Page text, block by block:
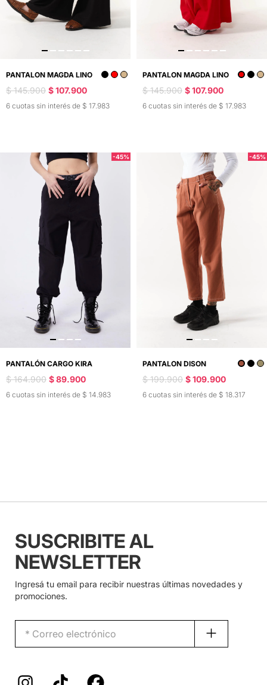
PANTALON MAGDA LINO
$ 145.900 $ 107.900
6 cuotas sin interés de $ 17.983
PANTALON MAGDA LINO
$ 145.900 $ 107.900
6 cuotas sin interés de $ 17.983
-45%
PANTALÓN CARGO KIRA
$ 164.900 $ 89.900
6 cuotas sin interés de $ 14.983
-45%
PANTALON DISON
$ 199.900 $ 109.900
6 cuotas sin interés de $ 18.317
SUSCRIBITE AL
NEWSLETTER
Ingresá tu email para recibir nuestras últimas novedades y
promociones.